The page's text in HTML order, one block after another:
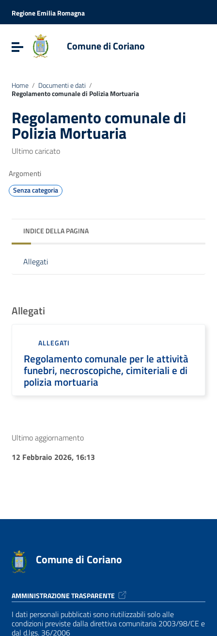
Vai al menu di navigazione
Vai al footer
Regione Emilia Romagna
Attiva / disattiva la navigazione
Comune di Coriano
Home / Documenti e dati /
Regolamento comunale di Polizia Mortuaria
Regolamento comunale di
Polizia Mortuaria
Ultimo caricato
Argomenti
Senza categoria
INDICE DELLA PAGINA
Allegati
Allegati
ALLEGATI
Regolamento comunale per le attività
funebri, necroscopiche, cimiteriali e di
polizia mortuaria
Ultimo aggiornamento
12 Febbraio 2026, 16:13
Comune di Coriano
AMMINISTRAZIONE TRASPARENTE
I dati personali pubblicati sono riutilizzabili solo alle
condizioni previste dalla direttiva comunitaria 2003/98/CE e
dal d.lgs. 36/2006